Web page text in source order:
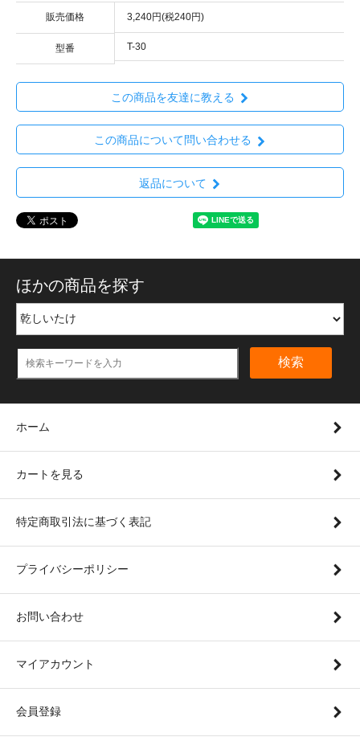
販売価格 3,240円(税240円)
型番 T-30
この商品を友達に教える
この商品について問い合わせる
返品について
ほかの商品を探す
検索
ホーム
カートを見る
特定商取引法に基づく表記
プライバシーポリシー
お問い合わせ
マイアカウント
会員登録